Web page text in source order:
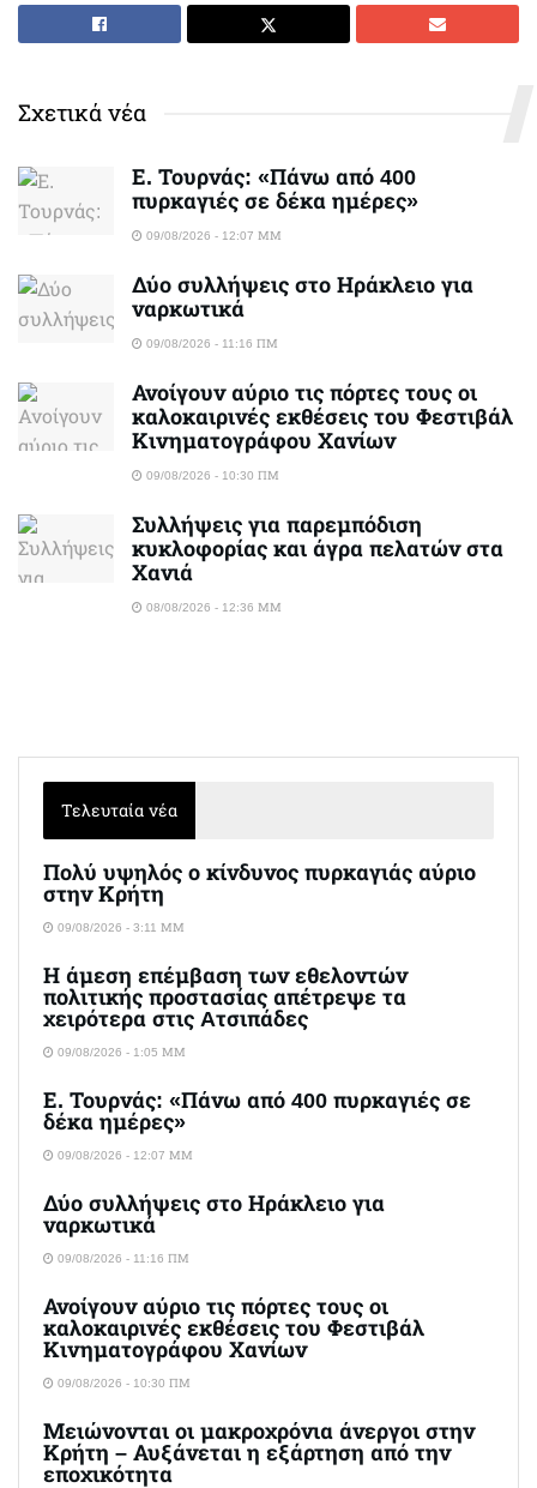
Σχετικά νέα
Ε. Τουρνάς: «Πάνω από 400
πυρκαγιές σε δέκα ημέρες»
09/08/2026 - 12:07 ΜΜ
Δύο συλλήψεις στο Ηράκλειο για
ναρκωτικά
09/08/2026 - 11:16 ΠΜ
Ανοίγουν αύριο τις πόρτες τους οι
καλοκαιρινές εκθέσεις του Φεστιβάλ
Κινηματογράφου Χανίων
09/08/2026 - 10:30 ΠΜ
Συλλήψεις για παρεμπόδιση
κυκλοφορίας και άγρα πελατών στα
Χανιά
08/08/2026 - 12:36 ΜΜ
Τελευταία νέα
Πολύ υψηλός ο κίνδυνος πυρκαγιάς αύριο
στην Κρήτη
09/08/2026 - 3:11 ΜΜ
Η άμεση επέμβαση των εθελοντών
πολιτικής προστασίας απέτρεψε τα
χειρότερα στις Aτσιπάδες
09/08/2026 - 1:05 ΜΜ
Ε. Τουρνάς: «Πάνω από 400 πυρκαγιές σε
δέκα ημέρες»
09/08/2026 - 12:07 ΜΜ
Δύο συλλήψεις στο Ηράκλειο για
ναρκωτικά
09/08/2026 - 11:16 ΠΜ
Ανοίγουν αύριο τις πόρτες τους οι
καλοκαιρινές εκθέσεις του Φεστιβάλ
Κινηματογράφου Χανίων
09/08/2026 - 10:30 ΠΜ
Μειώνονται οι μακροχρόνια άνεργοι στην
Κρήτη – Αυξάνεται η εξάρτηση από την
εποχικότητα